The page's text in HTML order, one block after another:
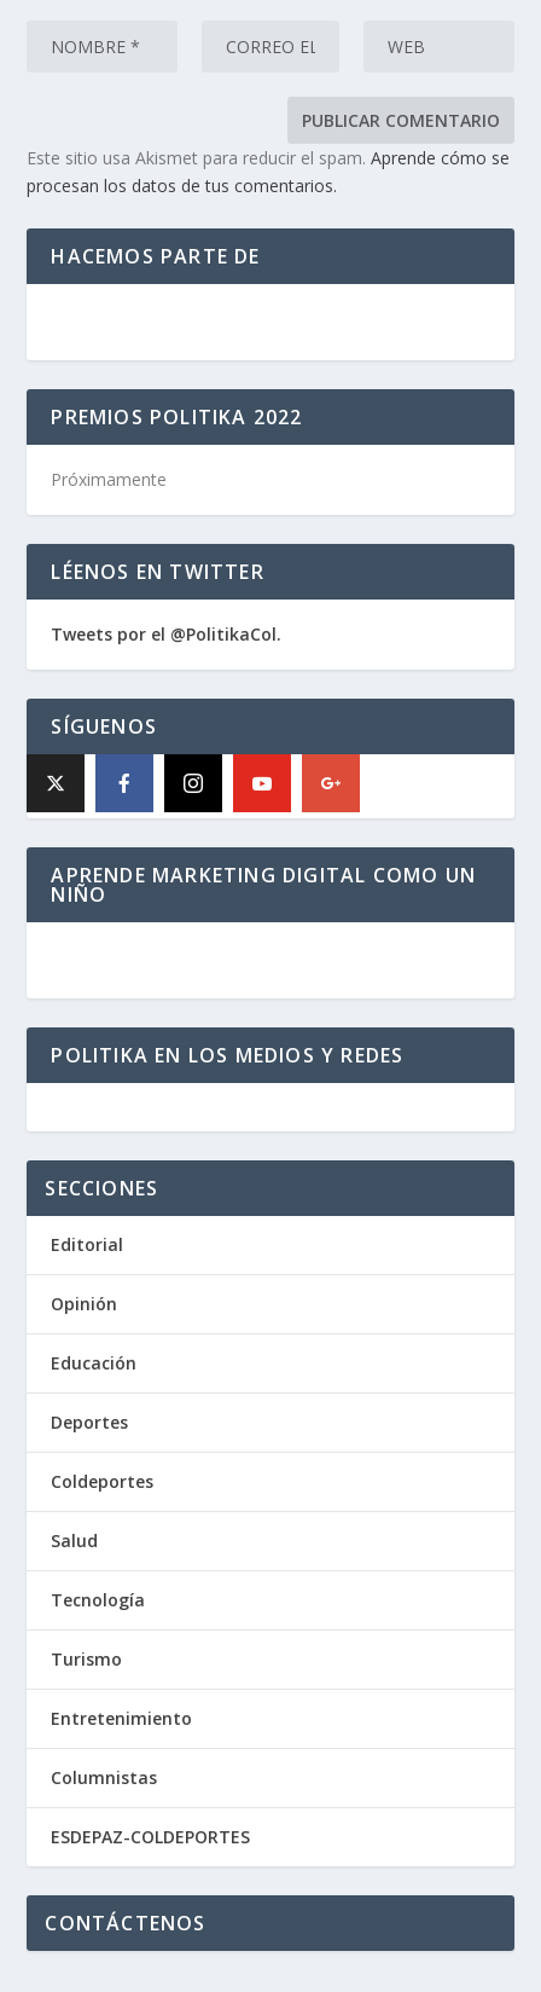
Este sitio usa Akismet para reducir el spam.Aprende cómo se
procesan los datos de tus comentarios.
HACEMOS PARTE DE
PREMIOS POLITIKA 2022
Próximamente
LÉENOS EN TWITTER
Tweets por el @PolitikaCol.
SÍGUENOS
APRENDE MARKETING DIGITAL COMO UN
NIÑO
POLITIKA EN LOS MEDIOS Y REDES
SECCIONES
Editorial
Opinión
Educación
Deportes
Coldeportes
Salud
Tecnología
Turismo
Entretenimiento
Columnistas
ESDEPAZ-COLDEPORTES
CONTÁCTENOS